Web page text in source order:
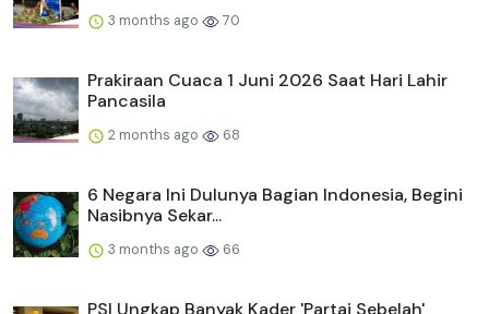
3 months ago 70
Prakiraan Cuaca 1 Juni 2026 Saat Hari Lahir
Pancasila
2 months ago 68
6 Negara Ini Dulunya Bagian Indonesia, Begini
Nasibnya Sekar...
3 months ago 66